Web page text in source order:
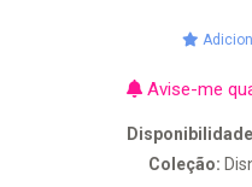
Avise-me
Coleção: